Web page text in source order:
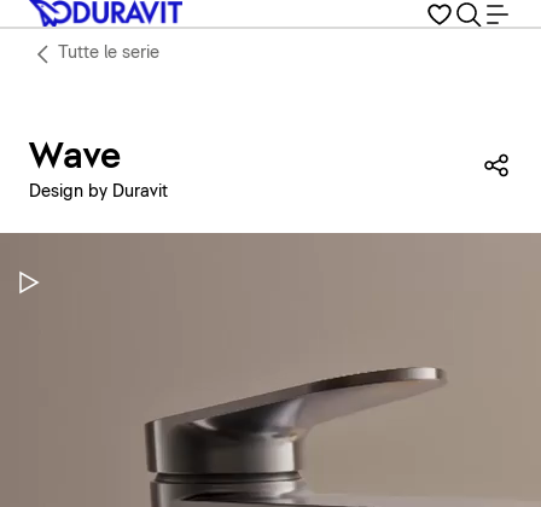
Tutte le serie
Wave
Design by Duravit
Metti in pausa il video